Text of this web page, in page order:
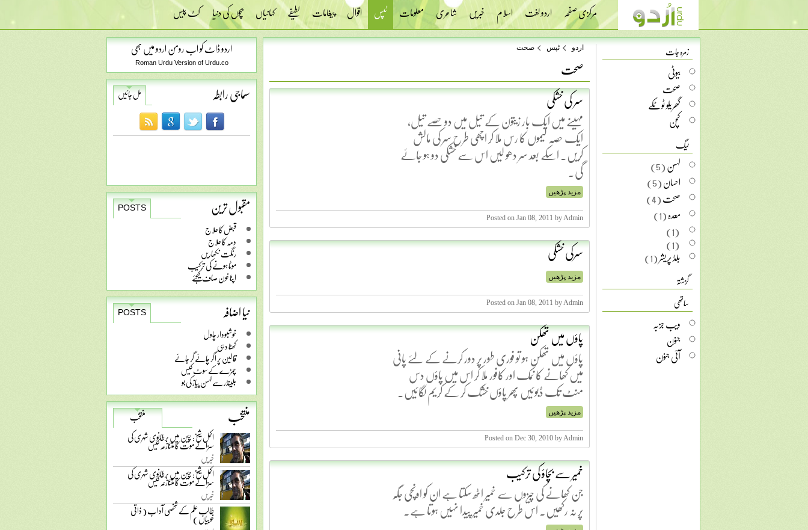
مرکزی صفحہ اردو لغت اسلام خبریں شاعری معلومات ٹپس اقوال پیغامات لطیفے کہانیاں بچوں کی دنیا کٹ پیس
اردو ڈاٹ کو اب رومن اردو میں بھی
Roman Urdu Version of Urdu.co
سماجی رابطہ مل جائیں
مقبول ترین
POSTS
قبض کا علاج
دمہ کا علاج
رنگت نکھاریں
موٹا ہونے کی ترکیب
اپنا خون صاف کیجئے
نیا اضافہ
POSTS
خوشبودار چاول
کھٹا دہی
قالین پر اگر چائے گر جائے
چمڑے کے سوٹ کیس
بلینڈر سے لہسن پیاز کی بو
منتخب
منتخب
اکمل شیخ: چین میں برطانوی شہری کی
سزائے موت کا متنازعہ کیس
خبریں
اکمل شیخ: چین میں برطانوی شہری کی
سزائے موت کا متنازعہ کیس
خبریں
طالب علم کے شخصی آداب ( ذاتی
خوبیاں )
اردو ٹپس صحت
صحت
سر کی خشکی
مہینے میں ایک بار زیتون کے تیل میں دو حصے تیل،
ایک حصہ لیموں کا رس ملا کر اچھی طرح سر کی مالش
کریں۔ اسکے بعد سر دھو لیں اس سے خشکی دو ہو جائے
گی۔
مزید پڑھیں
Posted on Jan 08, 2011 by Admin
سرکی خشکی
مزید پڑھیں
Posted on Jan 08, 2011 by Admin
پاؤں میں تھکن
پاؤں میں تھکن ہو تو فوری طور پر دور کرنے کے لئے پانی
میں کھانے کا نمک اور کافور ملا کر اس میں پاؤں دس
منٹ تک ڈبوئیں پھر پاؤں خشک کر کے کریم لگائیں۔
مزید پڑھیں
Posted on Dec 30, 2010 by Admin
خمیر سے بچاؤ کی ترکیب
جن کھانے کی چیزوں سے خمیر اٹھ سکتا ہے ان کو اونچی جگہ
پر نہ رکھیں۔ اس طرح جلدی خمیر پیدا نہیں ہوتا ہے۔
زمرہ جات
بیوٹی
صحت
گھریلو ٹوٹکے
کچن
ٹیگ
لہسن(5)
احسان(5)
صحت(4)
معدہ(1)
(1)
(1)
بلڈ پریشر(1)
گزشتہ
ساتھی
ویب جزبہ
جنون
آئی جنون